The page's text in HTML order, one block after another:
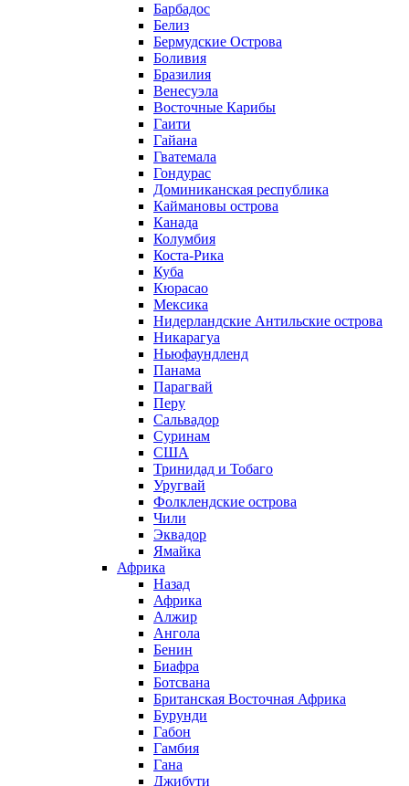
Барбадос
Белиз
Бермудские Острова
Боливия
Бразилия
Венесуэла
Восточные Карибы
Гаити
Гайана
Гватемала
Гондурас
Доминиканская республика
Каймановы острова
Канада
Колумбия
Коста-Рика
Куба
Кюрасао
Мексика
Нидерландские Антильские острова
Никарагуа
Ньюфаундленд
Панама
Парагвай
Перу
Сальвадор
Суринам
США
Тринидад и Тобаго
Уругвай
Фолклендские острова
Чили
Эквадор
Ямайка
Африка
Назад
Африка
Алжир
Ангола
Бенин
Биафра
Ботсвана
Британская Восточная Африка
Бурунди
Габон
Гамбия
Гана
Джибути